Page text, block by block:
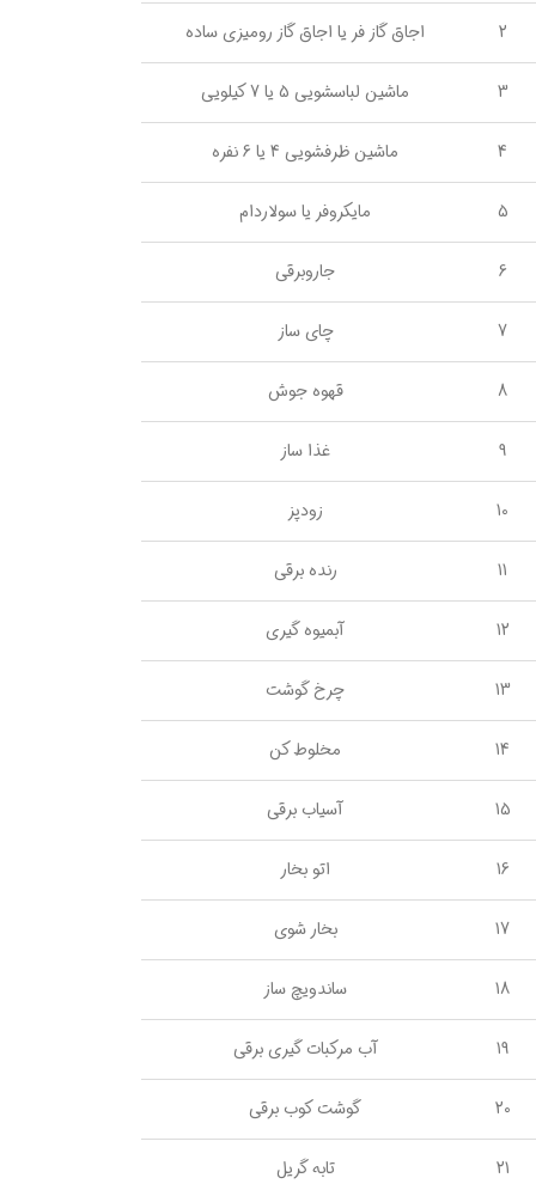
2 اجاق گاز فر یا اجاق گاز رومیزی ساده
3 ماشین لباسشویی 5 یا 7 کیلویی
4 ماشین ظرفشویی 4 یا 6 نفره
5 مایکروفر یا سولاردام
6 جاروبرقی
7 چای ساز
8 قهوه جوش
9 غذا ساز
10 زودپز
11 رنده برقی
12 آبمیوه گیری
13 چرخ گوشت
14 مخلوط کن
15 آسیاب برقی
16 اتو بخار
17 بخار شوی
18 ساندویچ ساز
19 آب مرکبات گیری برقی
20 گوشت کوب برقی
21 تابه گریل